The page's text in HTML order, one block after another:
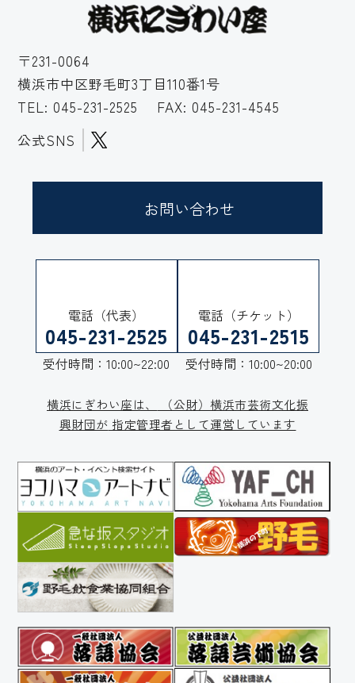
〒231-0064
横浜市中区野毛町3丁目110番1号
TEL: 045-231-2525
FAX: 045-231-4545
公式SNS
お問い合わせ
電話（代表）
045-231-2525
受付時間：10:00~22:00
電話（チケット）
045-231-2515
受付時間：10:00~20:00
横浜にぎわい座は、
（公財）横浜市芸術文化振
興財団が 指定管理者として運営しています